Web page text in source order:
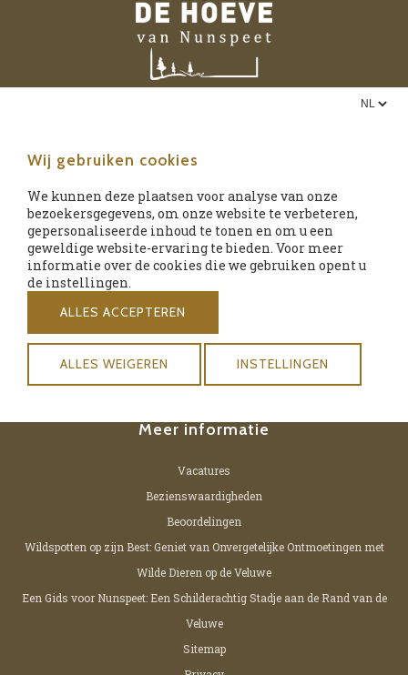
De Hoeve van Nunspeet
Elspeterweg 14
0341 26 01 06
Meer informatie
Vacatures
Bezienswaardigheden
Beoordelingen
Wildspotten op zijn Best: Geniet van Onvergetelijke Ontmoetingen met
Wilde Dieren op de Veluwe
Een Gids voor Nunspeet: Een Schilderachtig Stadje aan de Rand van de
Veluwe
Sitemap
Wij gebruiken cookies
We kunnen deze plaatsen voor analyse van onze
bezoekersgegevens, om onze website te verbeteren,
gepersonaliseerde inhoud te tonen en om u een
geweldige website-ervaring te bieden. Voor meer
informatie over de cookies die we gebruiken opent u
de instellingen.
ALLES ACCEPTEREN
ALLES WEIGEREN INSTELLINGEN